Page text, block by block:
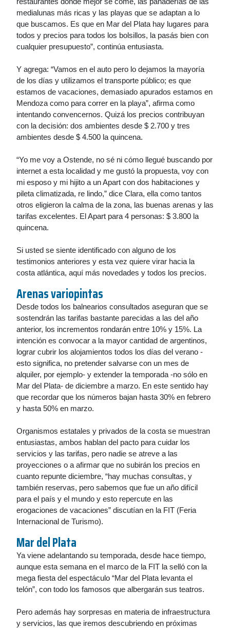
medialunas más ricas y las playas que se adaptan a lo
que buscamos. Es que en Mar del Plata hay lugares para
todos y precios para todos los bolsillos, la pasás bien con
cualquier presupuesto”, continúa entusiasta.
Y agrega: “Vamos en el auto pero lo dejamos la mayoría
de los días y utilizamos el transporte público; es que
estamos de vacaciones, demasiado apurados estamos en
Mendoza como para correr en la playa”, afirma como
intentando convencernos. Quizá los precios contribuyan
con la decisión: dos ambientes desde $ 2.700 y tres
ambientes desde $ 4.500 la quincena.
“Yo me voy a Ostende, no sé ni cómo llegué buscando por
internet a esta localidad y me gustó la propuesta, voy con
mi esposo y mi hijito a un Apart con dos habitaciones y
pileta climatizada, re lindo,” dice Clara, ella como tantos
otros eligieron la calma de la zona, las buenas arenas y las
tarifas excelentes. El Apart para 4 personas: $ 3.800 la
quincena.
Si usted se siente identificado con alguno de los
testimonios anteriores y esta vez quiere virar hacia la
costa atlántica, aquí más novedades y todos los precios.
Arenas variopintas
Desde todos los balnearios consultados aseguran que se
sostendrán las tarifas bastante parecidas a las del año
anterior, los incrementos rondarán entre 10% y 15%. La
intención es convocar a la mayor cantidad de argentinos,
lograr cubrir los alojamientos todos los días del verano -
esto significa, no pretender salvarse con un mes de
alquiler, por ejemplo- y extender la temporada -no sólo en
Mar del Plata- de diciembre a marzo. En este sentido hay
que recordar que los números bajan hasta 30% en febrero
y hasta 50% en marzo.
Organismos estatales y privados de la costa se muestran
entusiastas, ambos hablan del pacto para cuidar los
servicios y las tarifas, pero nadie se atreve a las
proyecciones o a afirmar que no subirán los precios en
cuanto repunte diciembre, “hay muchas consultas, y
también reservas, pero sabemos que fue un año difícil
para el país y el mundo y esto repercute en las
erogaciones de vacaciones” discutían en la FIT (Feria
Internacional de Turismo).
Mar del Plata
Ya viene adelantando su temporada, desde hace tiempo,
aunque esta semana en el marco de la FIT la selló con la
mega fiesta del espectáculo “Mar del Plata levanta el
telón”, con todo los famosos que albergarán sus teatros.
Pero además hay sorpresas en materia de infraestructura
y servicios, las que iremos descubriendo en próximas